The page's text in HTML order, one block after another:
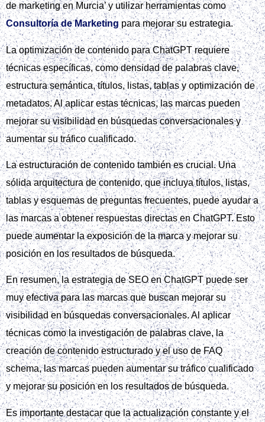
de marketing en Murcia’ y utilizar herramientas como
Consultoría de Marketingpara mejorar su estrategia.
La optimización de contenido para ChatGPT requiere
técnicas específicas, como densidad de palabras clave,
estructura semántica, títulos, listas, tablas y optimización de
metadatos. Al aplicar estas técnicas, las marcas pueden
mejorar su visibilidad en búsquedas conversacionales y
aumentar su tráfico cualificado.
La estructuración de contenido también es crucial. Una
sólida arquitectura de contenido, que incluya títulos, listas,
tablas y esquemas de preguntas frecuentes, puede ayudar a
las marcas a obtener respuestas directas en ChatGPT. Esto
puede aumentar la exposición de la marca y mejorar su
posición en los resultados de búsqueda.
En resumen, la estrategia de SEO en ChatGPT puede ser
muy efectiva para las marcas que buscan mejorar su
visibilidad en búsquedas conversacionales. Al aplicar
técnicas como la investigación de palabras clave, la
creación de contenido estructurado y el uso de FAQ
schema, las marcas pueden aumentar su tráfico cualificado
y mejorar su posición en los resultados de búsqueda.
Es importante destacar que la actualización constante y el